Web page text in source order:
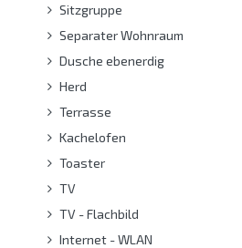
Sitzgruppe
Separater Wohnraum
Dusche ebenerdig
Herd
Terrasse
Kachelofen
Toaster
TV
TV - Flachbild
Internet - WLAN